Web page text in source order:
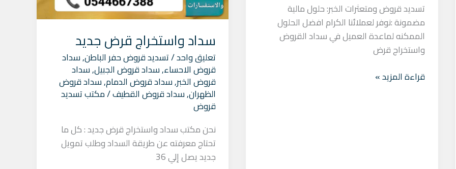
تسديد قروض ومتعثرات الخبر: حلول مالية
مضمونة :نوفر لعملائنا الكرام افضل الحلول
الممكنه لماعدة العميل في سداد القروض
واستخراج قرض
قراءة المزيد »
سداد واستخراج قرض جديد
تعليق واحد/تسديد قروض حفر الباطن,سداد
قروض الاحساء,سداد قروض الجبيل,سداد
قروض الخبر,سداد قروض الدمام,سداد قروض
الظهران,سداد قروض القطيف/مكتب تسديد
قروض
نحن مكتب سداد واستخراج قرض جديد : كل ما
تحتاج معرفته عن طريقة السداد وطلب تمويل
جديد يصل إلي 36